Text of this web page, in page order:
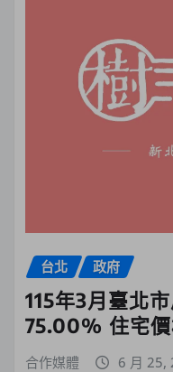
台北 政府
115年3月臺北
75.00% 住宅
合作媒體 6 月 25,